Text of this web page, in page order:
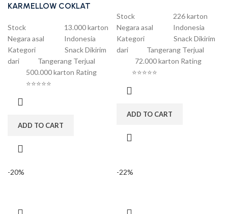
KARMELLOW COKLAT
Stock 13.000 karton
Negara asal Indonesia
Kategori Snack Dikirim
dari Tangerang Terjual
500.000 karton Rating
⭐⭐⭐⭐⭐
ADD TO CART
Stock 226 karton
Negara asal Indonesia
Kategori Snack Dikirim
dari Tangerang Terjual
72.000 karton Rating
⭐⭐⭐⭐⭐
ADD TO CART
-20% -22%